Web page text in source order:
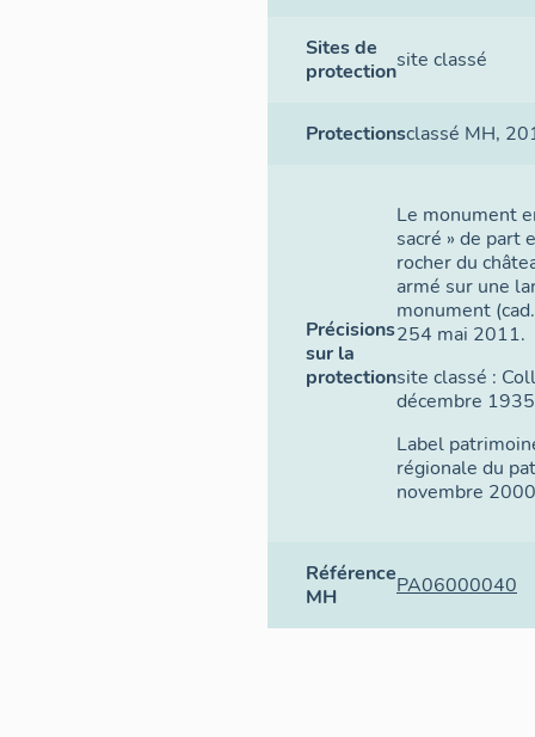
Sites de
protectionsite classé
Protectionsclassé MH,
Précisions
sur la
protection
Le monument
sacré » de part
rocher du
armé sur une
monument
254 mai 2011.
site classé :
décembre
Label
régionale du
novembre
Référence
MH
PA06000040